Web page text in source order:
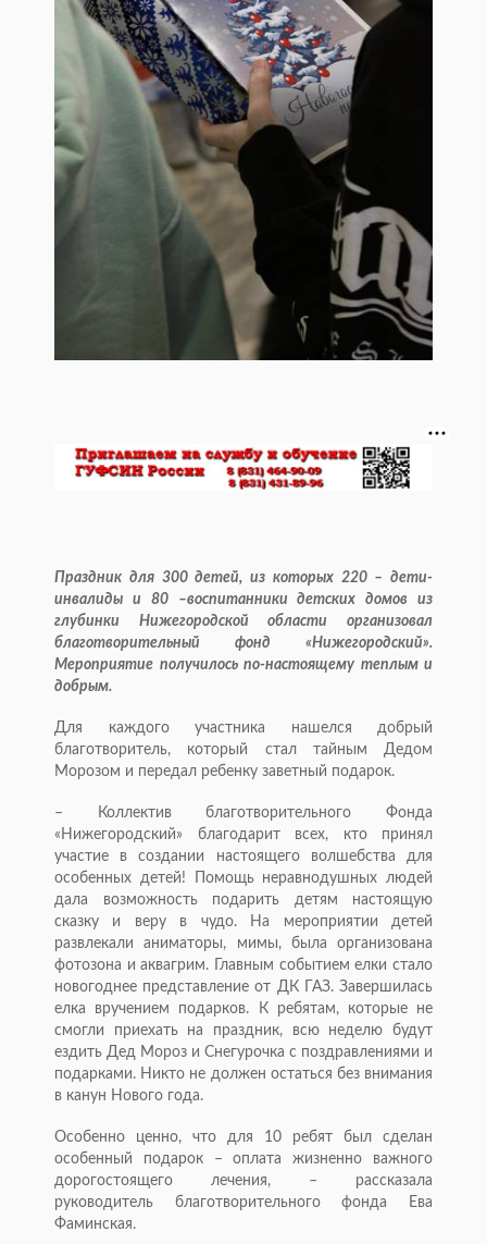
Праздник для 300 детей, из которых 220 – дети-
инвалиды и 80 –воспитанники детских домов из
глубинки Нижегородской области организовал
благотворительный фонд «Нижегородский».
Мероприятие получилось по-настоящему теплым и
добрым.
Для каждого участника нашелся добрый
благотворитель, который стал тайным Дедом
Морозом и передал ребенку заветный подарок.
– Коллектив благотворительного Фонда
«Нижегородский» благодарит всех, кто принял
участие в создании настоящего волшебства для
особенных детей! Помощь неравнодушных людей
дала возможность подарить детям настоящую
сказку и веру в чудо. На мероприятии детей
развлекали аниматоры, мимы, была организована
фотозона и аквагрим. Главным событием елки стало
новогоднее представление от ДК ГАЗ. Завершилась
елка вручением подарков. К ребятам, которые не
смогли приехать на праздник, всю неделю будут
ездить Дед Мороз и Снегурочка с поздравлениями и
подарками. Никто не должен остаться без внимания
в канун Нового года.
Особенно ценно, что для 10 ребят был сделан
особенный подарок – оплата жизненно важного
дорогостоящего лечения, – рассказала
руководитель благотворительного фонда Ева
Фаминская.